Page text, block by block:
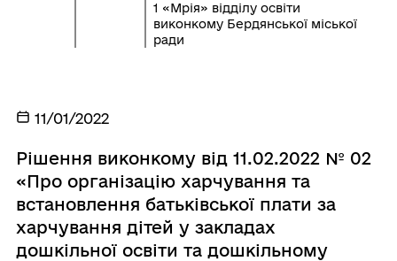
1 «Мрія» відділу освіти
виконкому Бердянської міської
ради
11/01/2022
Рішення виконкому від 11.02.2022 № 02
«Про організацію харчування та
встановлення батьківської плати за
харчування дітей у закладах
дошкільної освіти та дошкільному